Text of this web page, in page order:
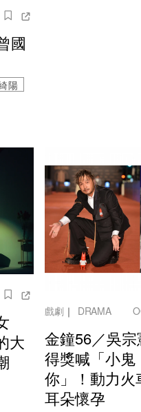
國
陽
大
戲劇 ｜ DRAMA
金鐘56／吳
得獎喊「小鬼
你」！動力火
耳朵懷孕